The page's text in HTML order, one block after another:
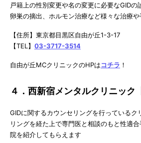
戸籍上の性別変更や名の変更に必要なGIDの
卵巣の摘出、ホルモン治療など様々な治療や
【住所】東京都目黒区自由が丘1-3-17
【TEL】 03-3717-3514
自由が丘MCクリニックのHPはコチラ ！
４．西新宿メンタルクリニック
GIDに関するカウンセリングを行っているク
リングを経た上で専門医と相談のもと性適
院を紹介してもらえます